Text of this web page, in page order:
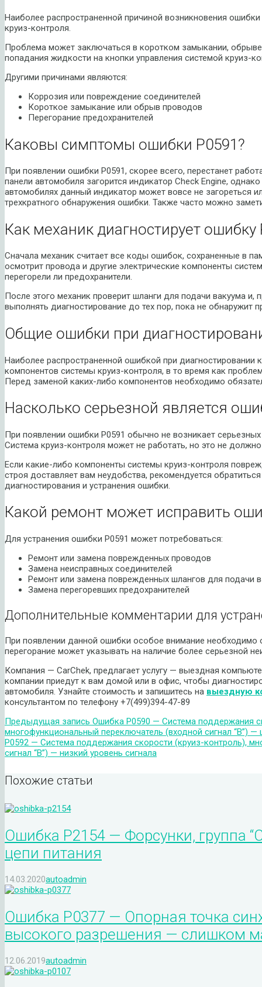
Наиболее распространенной причиной возникновения
круиз-контроля.
Проблема может заключаться в коротком замыкании,
попадания жидкости на кнопки управления системой круиз-
Другими причинами являются:
Коррозия или повреждение соединителей
Короткое замыкание или обрыв проводов
Перегорание предохранителей
Каковы симптомы ошибки P0591?
При появлении ошибки P0591, скорее всего, перестанет
панели автомобиля загорится индикатор Check Engine,
автомобилях данный индикатор может вовсе не загореться
трехкратного обнаружения ошибки. Также часто можно
Как механик диагностирует ошибку
Сначала механик считает все коды ошибок, сохраненные в
осмотрит провода и другие электрические компоненты
перегорели ли предохранители.
После этого механик проверит шланги для подачи вакуума
выполнять диагностирование до тех пор, пока не обнаружит
Общие ошибки при
Наиболее распространенной ошибкой при диагностировании
компонентов системы круиз-контроля, в то время как
Перед заменой каких-либо компонентов необходимо
Насколько серьезной является
При появлении ошибки P0591 обычно не возникает
Система круиз-контроля может не работать, но это не
Если какие-либо компоненты системы круиз-контроля
строя доставляет вам неудобства, рекомендуется
диагностирования и устранения ошибки.
Какой ремонт может исправить
Для устранения ошибки P0591 может потребоваться:
Ремонт или замена поврежденных проводов
Замена неисправных соединителей
Ремонт или замена поврежденных шлангов для подачи
Замена перегоревших предохранителей
Дополнительные комментарии для
При появлении данной ошибки особое внимание необходимо
перегорание может указывать на наличие более серьезной
Компания — CarChek, предлагает услугу — выездная
компании приедут к вам домой или в офис, чтобы
автомобиля. Узнайте стоимость и запишитесь на выездную
консультантом по телефону +7(499)394-47-89
Предыдущая запись Ошибка P0590 — Система поддержания
многофункциональный переключатель (входной сигнал “B”) —
P0592 — Система поддержания скорости (круиз-контроль),
сигнал “B”) — низкий уровень сигнала
Похожие статьи
Ошибка P2154 — Форсунки, группа
цепи питания
14.03.2020autoadmin
Ошибка P0377 — Опорная точка
высокого разрешения — слишком
12.06.2019autoadmin